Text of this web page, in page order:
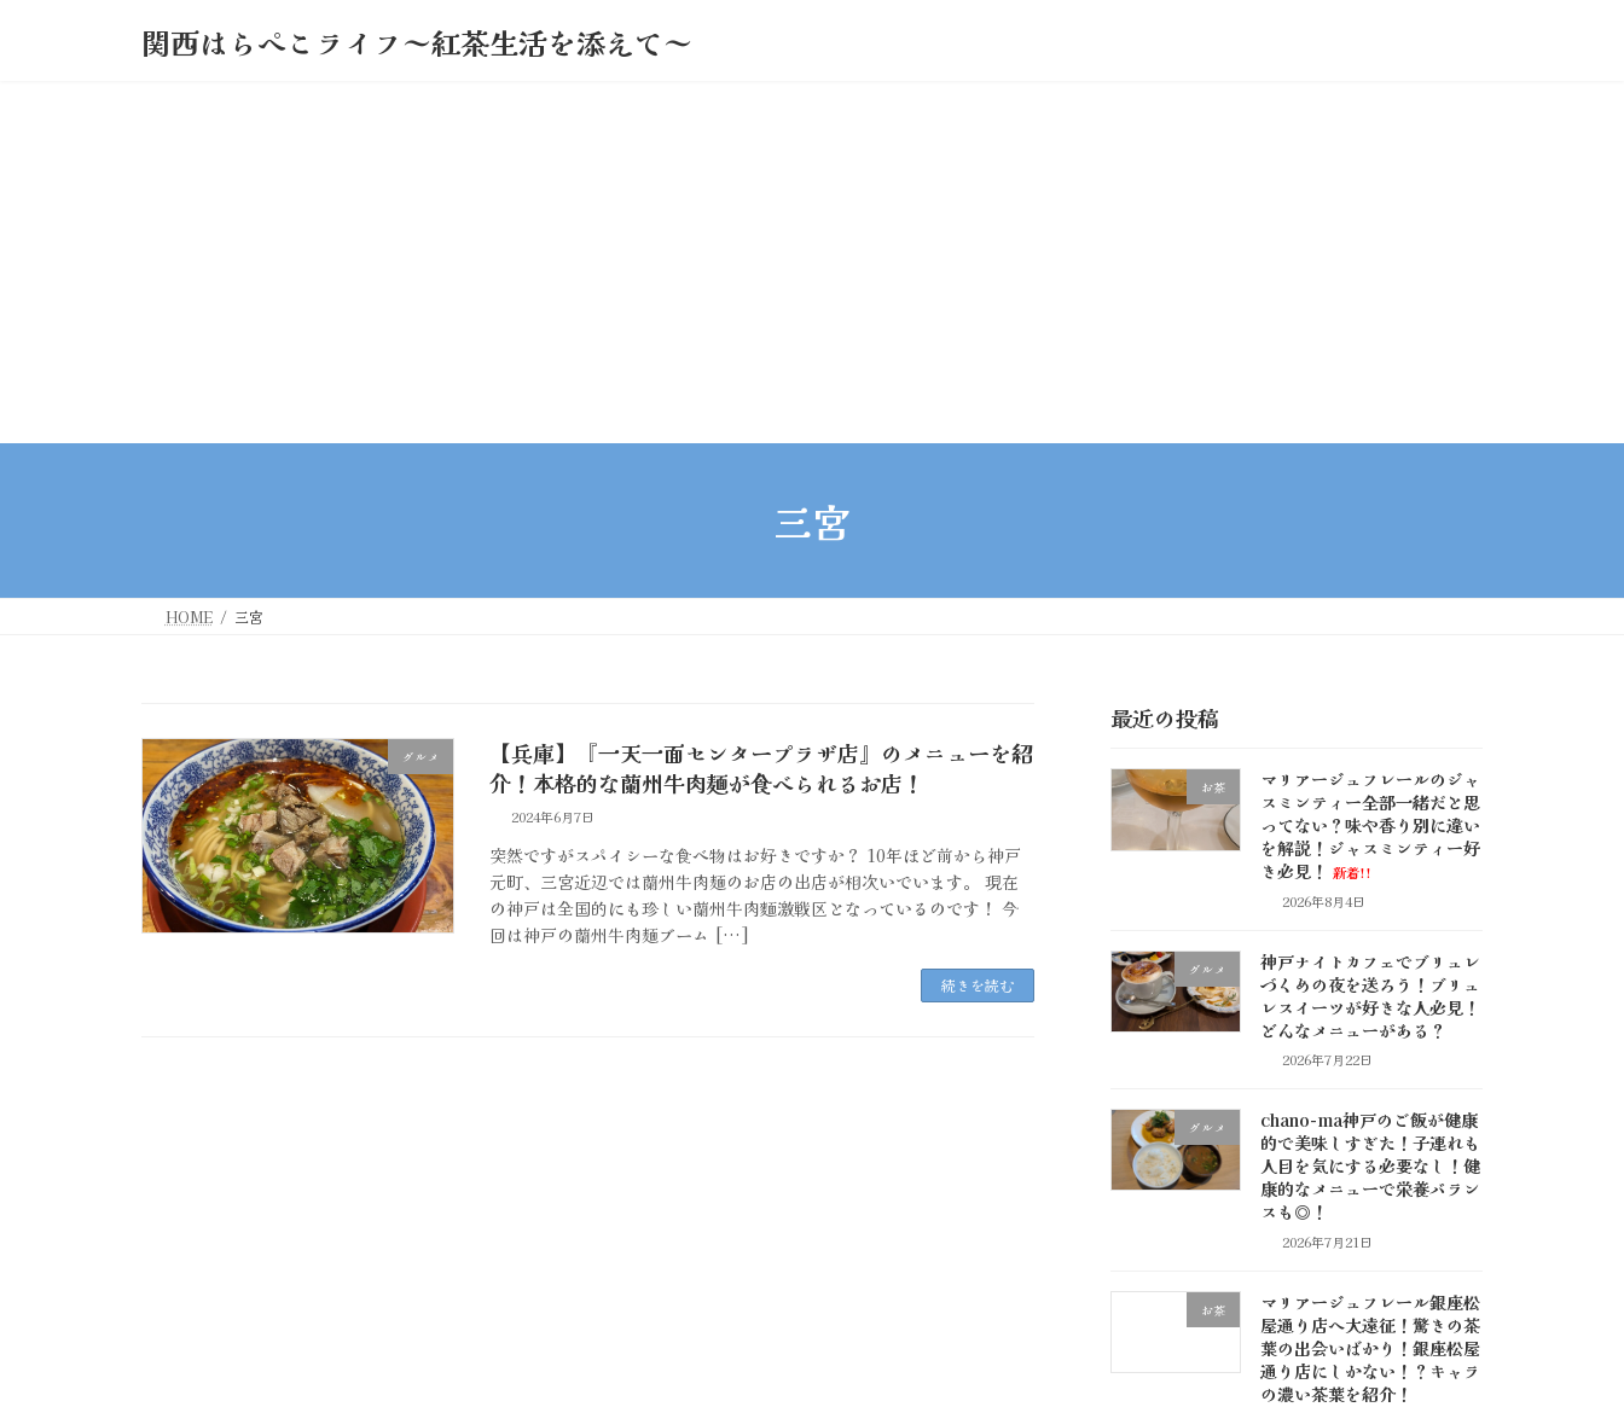
関西はらぺこライフ～紅茶生活を添えて～
三宮
HOME 三宮
グルメ
【兵庫】『一天一面センタープラザ店』のメニューを紹
介！本格的な蘭州牛肉麺が食べられるお店！
2024年6月7日
突然ですがスパイシーな食べ物はお好きですか？ 10年ほど前から神戸
元町、三宮近辺では蘭州牛肉麺のお店の出店が相次いでいます。 現在
の神戸は全国的にも珍しい蘭州牛肉麵激戦区となっているのです！ 今
回は神戸の蘭州牛肉麺ブーム […]
続きを読む
最近の投稿
お茶
マリアージュフレールのジャ
スミンティー全部一緒だと思
ってない？味や香り別に違い
を解説！ジャスミンティー好
き必見！ 新着!!
2026年8月4日
グルメ
神戸ナイトカフェでブリュレ
づくめの夜を送ろう！ブリュ
レスイーツが好きな人必見！
どんなメニューがある？
2026年7月22日
グルメ
chano-ma神戸のご飯が健康
的で美味しすぎた！子連れも
人目を気にする必要なし！健
康的なメニューで栄養バラン
スも◎！
2026年7月21日
お茶
マリアージュフレール銀座松
屋通り店へ大遠征！驚きの茶
葉の出会いばかり！銀座松屋
通り店にしかない！？キャラ
の濃い茶葉を紹介！